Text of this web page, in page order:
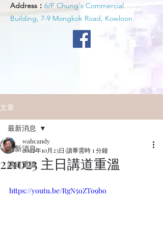
Address： 6/F Chung's Commercial
Building, 7-9 Mongkok Road, Kowloon
文章
最新消息
講道重溫
最新消息
221023 主日講道重溫
wahcandy
2022年10月23日 讀畢需時 1 分鐘
https://youtu.be/RgN5oZTo9bo